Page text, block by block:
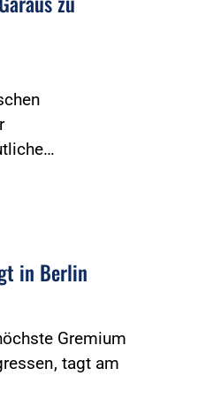
in Berlin
Gremium
tagt am